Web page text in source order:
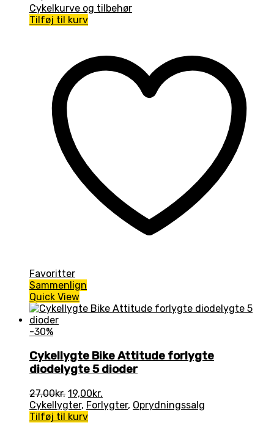
Cykelkurve og tilbehør
Tilføj til kurv
Favoritter
Sammenlign
Quick View
-30%
Cykellygte Bike Attitude forlygte
diodelygte 5 dioder
27,00kr. Den
oprindelige
pris
19,00kr.
aktuelle
Cykellygter, Forlygter, Oprydningssalg
Tilføj til kurv